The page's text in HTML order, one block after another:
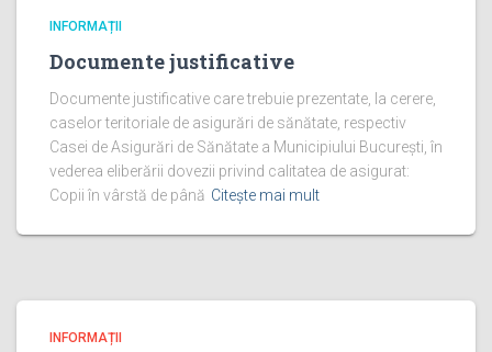
INFORMAȚII
Documente justificative
Documente justificative care trebuie prezentate, la cerere,
caselor teritoriale de asigurări de sănătate, respectiv
Casei de Asigurări de Sănătate a Municipiului București, în
vederea eliberării dovezii privind calitatea de asigurat:
Copii în vârstă de până Citește mai mult
INFORMAȚII